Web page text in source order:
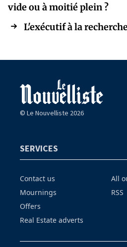
vide ou à moitié plein ?
L'exécutif à la
© Le Nouvelliste 2026
SERVICES
Contact us
Mournings
Offers
Real Estate adverts
All
RSS